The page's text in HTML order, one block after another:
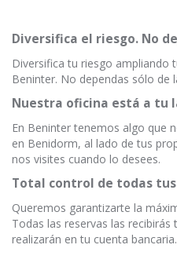
Diversifica el riesgo. No
Diversifica tu riesgo ampliando
Beninter. No dependas sólo de
Nuestra oficina está a tu
En Beninter tenemos algo que
en Benidorm, al lado de tus
nos visites cuando lo desees.
Total control de todas
Queremos garantizarte la
Todas las reservas las
realizarán en tu cuenta bancaria.